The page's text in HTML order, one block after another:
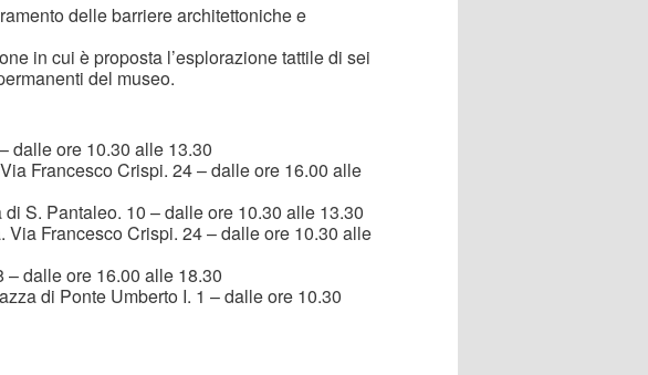
delle barriere architettoniche e
in cui è proposta l’esplorazione tattile di sei
del museo.
dalle ore 10.30 alle 13.30
Francesco Crispi. 24 – dalle ore 16.00 alle
S. Pantaleo. 10 – dalle ore 10.30 alle 13.30
Via Francesco Crispi. 24 – dalle ore 10.30 alle
dalle ore 16.00 alle 18.30
di Ponte Umberto I. 1 – dalle ore 10.30